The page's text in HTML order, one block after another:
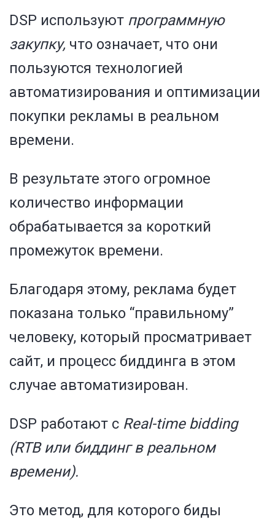
DSP используют программную
закупку, что означает, что они
пользуются технологией
автоматизирования и оптимизации
покупки рекламы в реальном
времени.
В результате этого огромное
количество информации
обрабатывается за короткий
промежуток времени.
Благодаря этому, реклама будет
показана только “правильному”
человеку, который просматривает
сайт, и процесс биддинга в этом
случае автоматизирован.
DSP работают с Real-time bidding
(RTB или биддинг в реальном
времени).
Это метод, для которого биды